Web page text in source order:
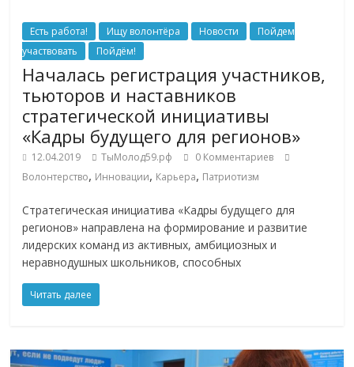
Есть работа! Ищу волонтёра Новости
Пойдем
участвовать
Пойдём!
Началась регистрация участников,
тьюторов и наставников
стратегической инициативы
«Кадры будущего для регионов»
12.04.2019 ТыМолод59.рф
0 Комментариев
Волонтерство, Инновации, Карьера, Патриотизм
Стратегическая инициатива «Кадры будущего для
регионов» направлена на формирование и развитие
лидерских команд из активных, амбициозных и
неравнодушных школьников, способных
Читать далее